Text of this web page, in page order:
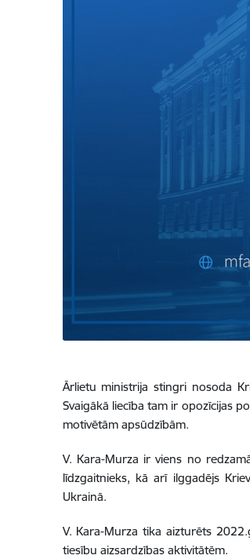
Ārlietu ministrija stingri nosoda
Svaigākā liecība tam ir opozīcijas
motivētām apsūdzībām.
V. Kara-Murza ir viens no
līdzgaitnieks, kā arī ilggadējs
Ukrainā.
V. Kara-Murza tika aizturēts
tiesību aizsardzības aktivitātēm.